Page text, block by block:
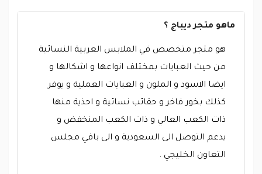
ماهو متجر ديباج ؟
هو متجر متخصص في الملابس العربية النسائية
من حيث العبايات بمختلف انواعها و اشكالها و
ايضا الاسود و الملون و العبايات العملية و يوفر
كذلك بخور فاخر و حقائب نسائية و احذية منها
ذات الكعب العالي و ذات الكعب المنخفض و
يدعم التوصل الى السعودية و الى باقي مجلس
التعاون الخليجي .